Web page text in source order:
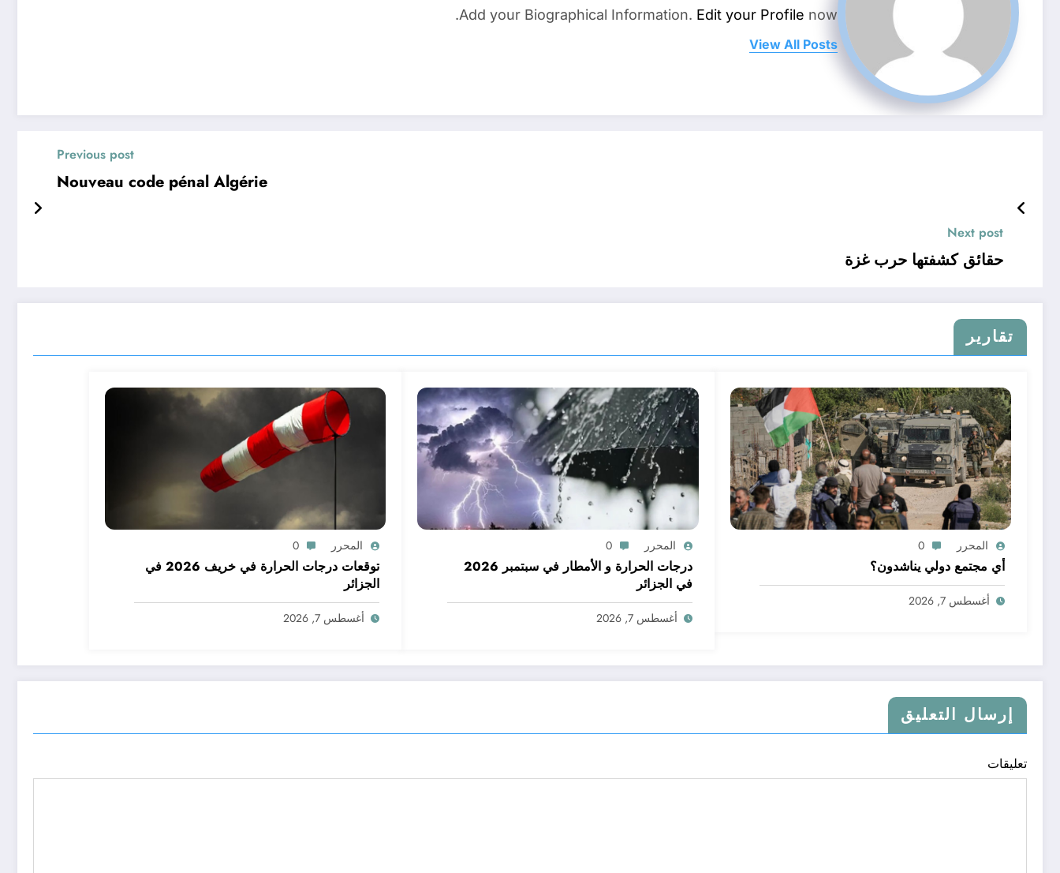
Add your Biographical Information. Edit your Profile now.
View All Posts
Previous post
Nouveau code pénal Algérie
Next post
حقائق كشفتها حرب غزة
تقارير
المحرر 0
أي مجتمع دولي يناشدون؟
أغسطس 7, 2026
المحرر 0
درجات الحرارة و الأمطار في سبتمبر 2026
في الجزائر
أغسطس 7, 2026
المحرر 0
توقعات درجات الحرارة في خريف 2026 في
الجزائر
أغسطس 7, 2026
إرسال التعليق
تعليقات